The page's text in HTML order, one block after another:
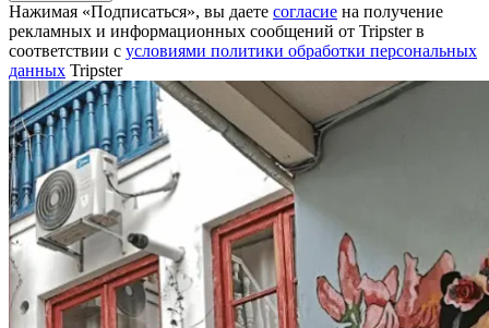
Нажимая «Подписаться», вы даете согласие на получение
рекламных и информационных сообщений от Tripster в
соответствии c условиями политики обработки персональных
данных Tripster